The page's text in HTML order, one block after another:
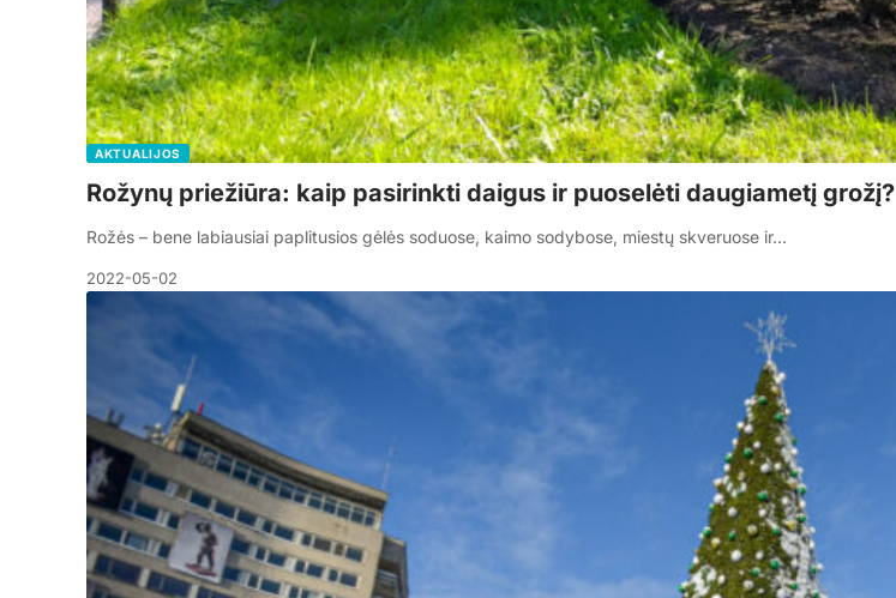
AKTUALIJOS
Rožynų priežiūra: kaip pasirinkti daigus ir puoselėti daugiametį grožį?
Rožės – bene labiausiai paplitusios gėlės soduose, kaimo sodybose, miestų skveruose ir…
2022-05-02